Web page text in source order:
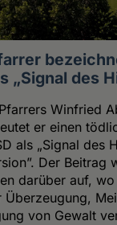
„Signal des
Winfried
er einen
als „Signal des
Der Beitrag
darüber auf,
von Gewalt